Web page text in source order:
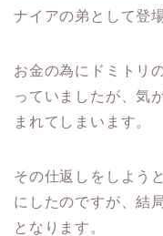
ナイアの弟として登
お金の為にドミトリ
っていましたが、気
まれてしまいます。
その仕返しをしよう
にしたのですが、結
となります。